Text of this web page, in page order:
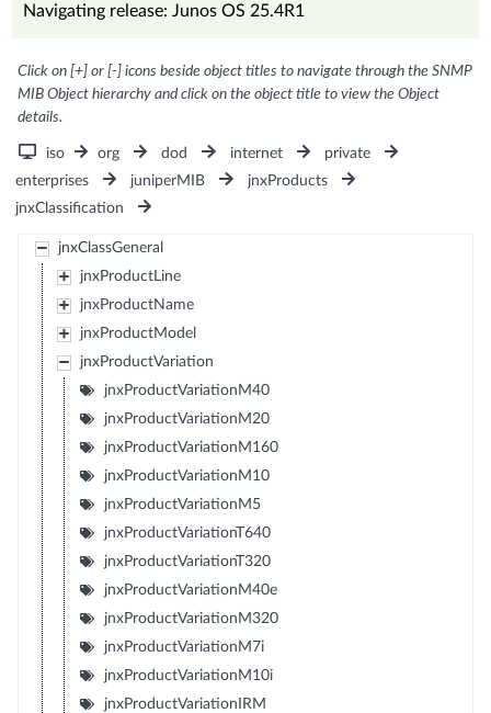
Navigating release: Junos OS 25.4R1
Click on [+] or [-] icons beside object titles to navigate through the SNMP
MIB Object hierarchy and click on the object title to view the Object
details.
iso org dod internet
private
enterprises
juniperMIB
jnxProducts
jnxClassification
jnxClassGeneral
jnxProductLine
jnxProductName
jnxProductModel
jnxProductVariation
jnxProductVariationM40
jnxProductVariationM20
jnxProductVariationM160
jnxProductVariationM10
jnxProductVariationM5
jnxProductVariationT640
jnxProductVariationT320
jnxProductVariationM40e
jnxProductVariationM320
jnxProductVariationM7i
jnxProductVariationM10i
jnxProductVariationIRM